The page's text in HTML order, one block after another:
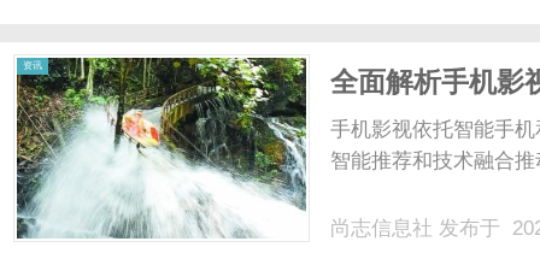
资讯
全面解析手机影
手机影视依托智能手
智能推荐和技术融合
尚志信息社 发布于